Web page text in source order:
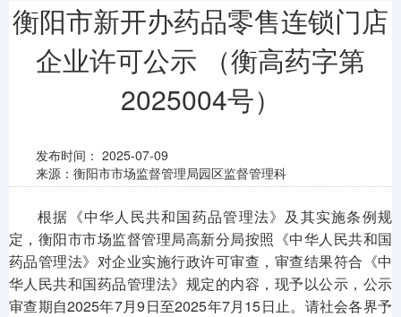
衡阳市新开办药品零售连锁门店
企业许可公示 （衡高药字第
2025004号）
发布时间： 2025-07-09
来源：衡阳市市场监督管理局园区监督管理科
根据《中华人民共和国药品管理法》及其实施条例规
定，衡阳市市场监督管理局高新分局按照《中华人民共和国
药品管理法》对企业实施行政许可审查，审查结果符合《中
华人民共和国药品管理法》规定的内容，现予以公示，公示
审查期自2025年7月9日至2025年7月15日止。请社会各界予